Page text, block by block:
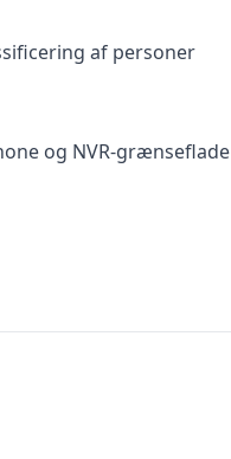
af personer
og NVR-grænseflade